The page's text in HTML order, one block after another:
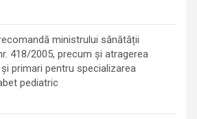
ministrului sănătății
418/2005, precum și atragerea
primari pentru specializarea
pediatric